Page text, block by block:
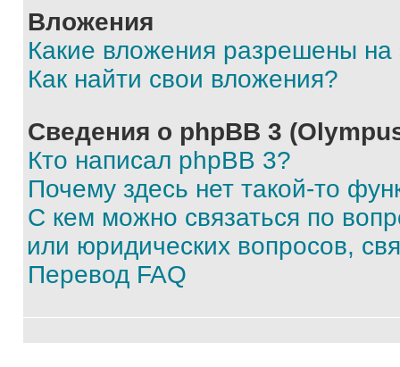
Вложения
Какие вложения разрешены
Как найти свои вложения?
Сведения о phpBB 3
Кто написал phpBB 3?
Почему здесь нет такой-то
С кем можно связаться по
или юридических вопросов,
Перевод FAQ